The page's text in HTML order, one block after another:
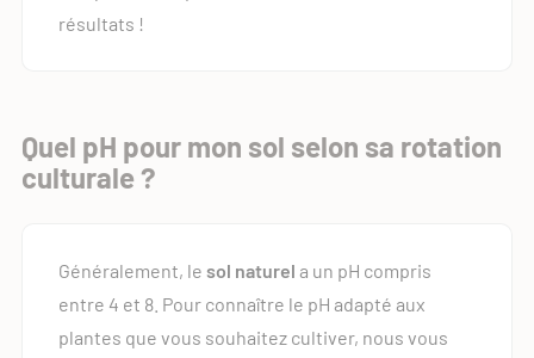
résultats !
Quel pH pour mon sol selon sa rotation
culturale ?
Généralement, le sol naturel a un pH compris
entre 4 et 8. Pour connaître le pH adapté aux
plantes que vous souhaitez cultiver, nous vous